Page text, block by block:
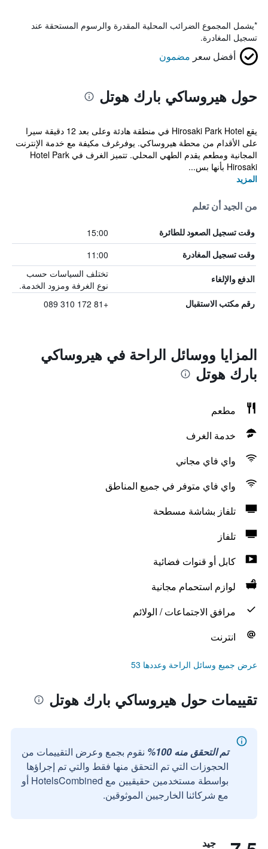
*يشمل المجموع الضرائب المحلية المقدرة والرسوم المستحقة عند
تسجيل المغادرة.
أفضل سعر مضمون
حول هيروساكي بارك هوتل
يقع Hirosaki Park Hotel في منطقة هادئة وعلى بعد 12 دقيقة سيرا
على الأقدام من محطة هيروساكي. يوفرغرف مكيفة مع خدمة الإنترنت
المجانية ومطعم يقدم الطهي المحلي. تتميز الغرف في Hotel Park
Hirosaki بأنها بس...
المزيد
من الجيد أن تعلم
وقت تسجيل الصعود للطائرة 15:00
وقت تسجيل المغادرة 11:00
الدفع والإلغاء
تختلف السياسات حسب
نوع الغرفة ومزود الخدمة.
رقم مكتب الاستقبال +81 172 310 089
المزايا ووسائل الراحة في هيروساكي
بارك هوتل
مطعم
خدمة الغرف
واي فاي مجاني
واي فاي متوفر في جميع المناطق
تلفاز بشاشة مسطحة
تلفاز
كابل أو قنوات فضائية
لوازم استحمام مجانية
مرافق الاجتماعات / الولائم
انترنت
عرض جميع وسائل الراحة وعددها 53
تقييمات حول هيروساكي بارك هوتل
تم التحقق منه 100%
نقوم بجمع وعرض التقييمات من
الحجوزات التي تم التحقق منها فقط والتي تم إجراؤها
بواسطة مستخدمين حقيقيين مع HotelsCombined أو
مع شركائنا الخارجيين الموثوقين.
جيد